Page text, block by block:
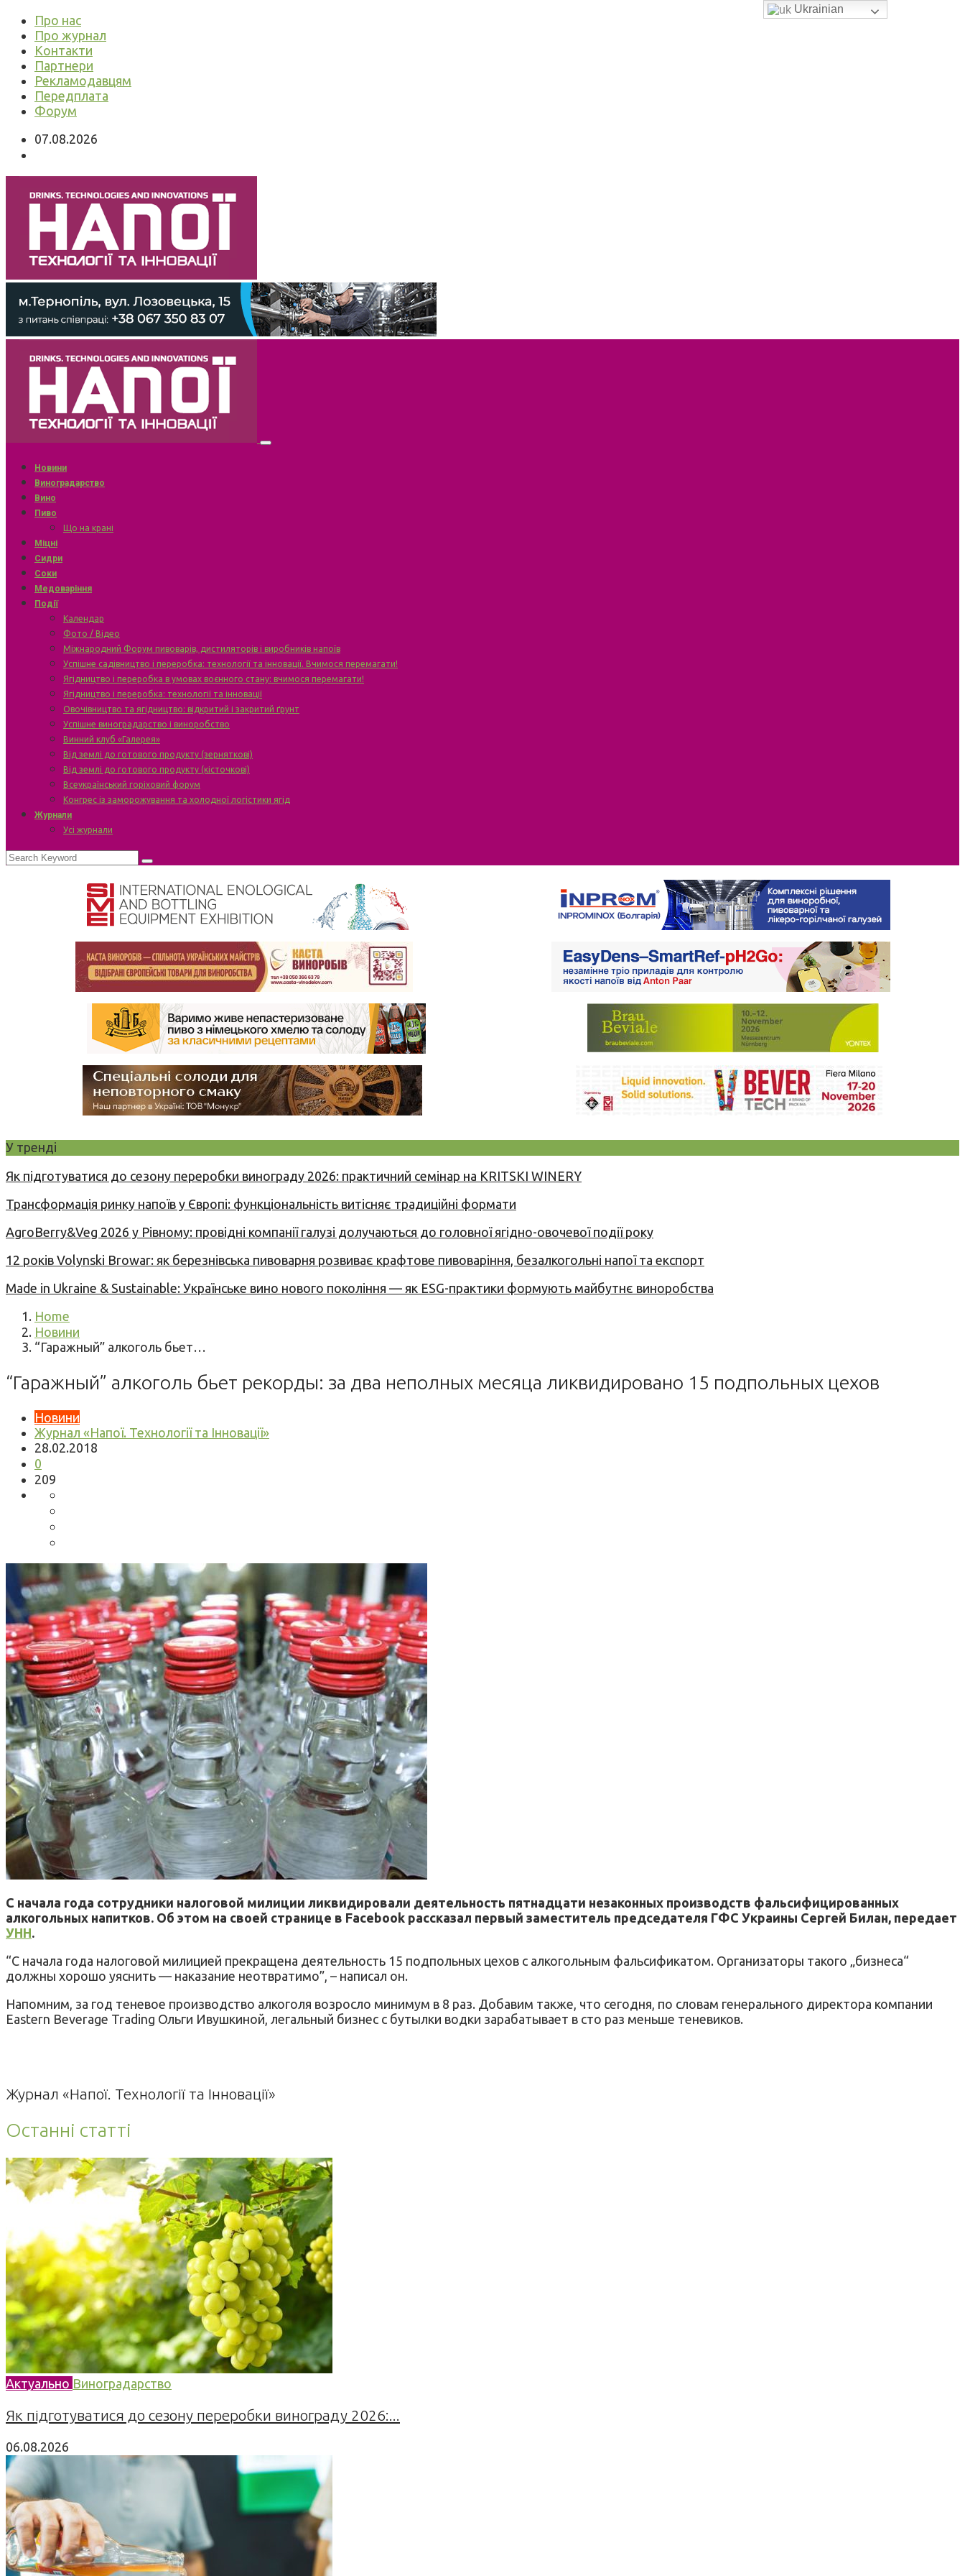
Про нас
Про журнал
Контакти
Партнери
Рекламодавцям
Передплата
Форум
07.08.2026
Новини
Виноградарство
Вино
Пиво
Що на крані
Міцні
Сидри
Соки
Медоваріння
Події
Календар
Фото / Відео
Міжнародний Форум пивоварів, дистиляторів і виробників напоїв
Успішне садівництво і переробка: технології та інновації. Вчимося перемагати!
Ягідництво і переробка в умовах воєнного стану: вчимося перемагати!
Ягідництво і переробка: технології та інновації
Овочівництво та ягідництво: відкритий і закритий ґрунт
Успішне виноградарство і виноробство
Винний клуб «Галерея»
Від землі до готового продукту (зерняткові)
Від землі до готового продукту (кісточкові)
Всеукраїнський горіховий форум
Конгрес із заморожування та холодної логістики ягід
Журнали
Усі журнали
У тренді
Як підготуватися до сезону переробки винограду 2026: практичний семінар на KRITSKI WINERY
Трансформація ринку напоїв у Європі: функціональність витісняє традиційні формати
AgroBerry&Veg 2026 у Рівному: провідні компанії галузі долучаються до головної ягідно-овочевої події року
12 років Volynski Browar: як березнівська пивоварня розвиває крафтове пивоваріння, безалкогольні напої та експорт
Made in Ukraine & Sustainable: Українське вино нового покоління — як ESG-практики формують майбутнє виноробства
Home
Новини
“Гаражный” алкоголь бьет…
“Гаражный” алкоголь бьет рекорды: за два неполных месяца ликвидировано 15 подпольных цехов
Новини
Журнал «Напої. Технології та Інновації»
28.02.2018
0
209
С начала года сотрудники налоговой милиции ликвидировали деятельность пятнадцати незаконных производств фальсифицированных
алкогольных напитков. Об этом на своей странице в Facebook рассказал первый заместитель председателя ГФС Украины Сергей Билан, передает
УНН.
“С начала года налоговой милицией прекращена деятельность 15 подпольных цехов с алкогольным фальсификатом. Организаторы такого „бизнеса“
должны хорошо уяснить — наказание неотвратимо”, – написал он.
Напомним, за год теневое производство алкоголя возросло минимум в 8 раз. Добавим также, что сегодня, по словам генерального директора компании
Eastern Beverage Trading Ольги Ивушкиной, легальный бизнес с бутылки водки зарабатывает в сто раз меньше теневиков.
Журнал «Напої. Технології та Інновації»
Останні статті
Актуально Виноградарство
Як підготуватися до сезону переробки винограду 2026:...
06.08.2026
Ukrainian